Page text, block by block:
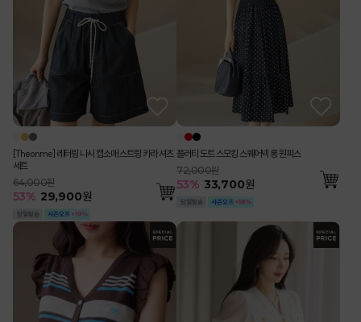
[Theonme] 레터링 나시 캡소매 스트링 카라 셔츠
세트
64,000원
53% 29,900원
플러티 도트 스모킹 스퀘어넥 롱 원피스
72,000원
53% 33,700원